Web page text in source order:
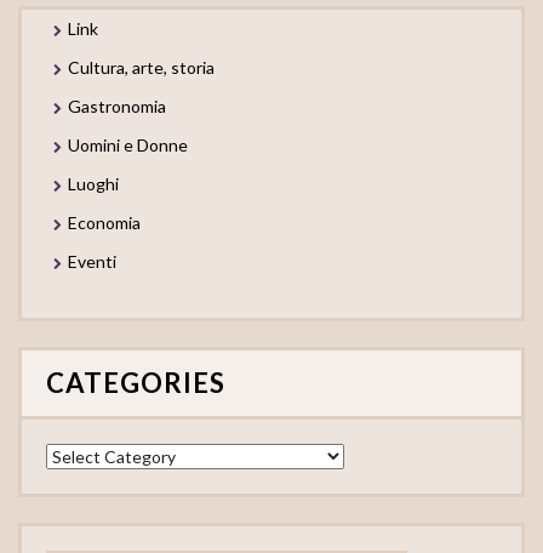
Link
Cultura, arte, storia
Gastronomia
Uomini e Donne
Luoghi
Economia
Eventi
CATEGORIES
Categories